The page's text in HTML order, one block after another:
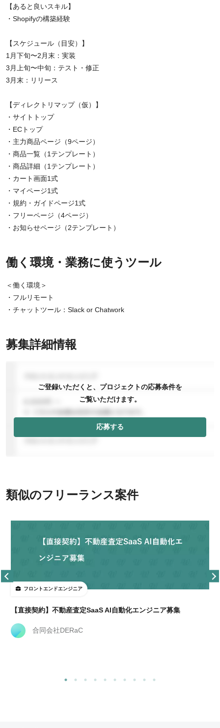
【あると良いスキル】
・Shopifyの構築経験
【スケジュール（目安）】
1月下旬〜2月末：実装
3月上旬〜中旬：テスト・修正
3月末：リリース
【ディレクトリマップ（仮）】
・サイトトップ
・ECトップ
・主力商品ページ（9ページ）
・商品一覧（1テンプレート）
・商品詳細（1テンプレート）
・カート画面1式
・マイページ1式
・規約・ガイドページ1式
・フリーページ（4ページ）
・お知らせページ（2テンプレート）
働く環境・業務に使うツール
＜働く環境＞
・フルリモート
・チャットツール：Slack or Chatwork
募集詳細情報
ご登録いただくと、プロジェクトの応募条件を
ご覧いただけます。
応募する
類似のフリーランス案件
フロントエンドエンジニア
【直接契約】不動産査定SaaS AI自動化エンジニア募集
合同会社DERaC